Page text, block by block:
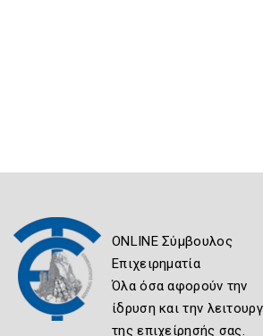
ONLINE Σύμβουλος
Επιχειρηματία
Όλα όσα αφορούν την
ίδρυση και την
της επιχείρησής σας.